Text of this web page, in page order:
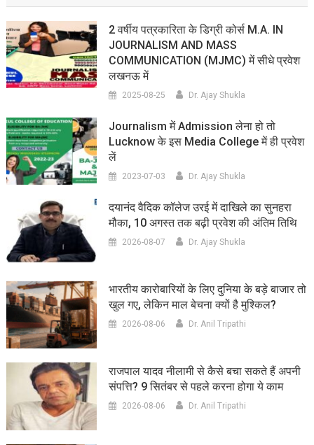
2 वर्षीय पत्रकारिता के डिग्री कोर्स M.A. IN
JOURNALISM AND MASS
COMMUNICATION (MJMC) में सीधे प्रवेश
लखनऊ में
2025-08-25 Dr. Ajay Shukla
Journalism में Admission लेना हो तो
Lucknow के इस Media College में ही प्रवेश
लें
2023-07-03 Dr. Ajay Shukla
दयानंद वैदिक कॉलेज उरई में दाखिले का सुनहरा
मौका, 10 अगस्त तक बढ़ी प्रवेश की अंतिम तिथि
2026-08-07 Dr. Ajay Shukla
भारतीय कारोबारियों के लिए दुनिया के बड़े बाजार तो
खुल गए, लेकिन माल बेचना क्यों है मुश्किल?
2026-08-06 Dr. Anil Tripathi
राजपाल यादव नीलामी से कैसे बचा सकते हैं अपनी
संपत्ति? 9 सितंबर से पहले करना होगा ये काम
2026-08-06 Dr. Anil Tripathi